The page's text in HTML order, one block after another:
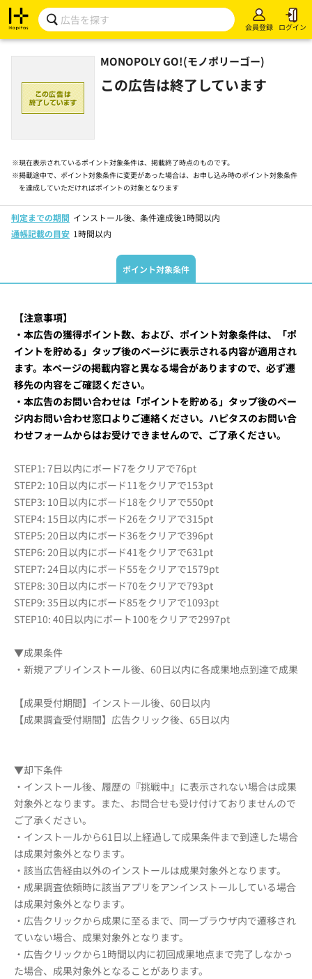
会員登録 ログイン
MONOPOLY GO!(モノポリーゴー)
この広告は終了しています
※現在表示されているポイント対象条件は、掲載終了時点のものです。
※掲載途中で、ポイント対象条件に変更があった場合は、お申し込み時のポイント対象条件
を達成していただければポイントの対象となります
判定までの期間 インストール後、条件達成後1時間以内
通帳記載の目安 1時間以内
ポイント対象条件
【注意事項】
・本広告の獲得ポイント数、および、ポイント対象条件は、「ポ
イントを貯める」タップ後のページに表示される内容が適用され
ます。本ページの掲載内容と異なる場合がありますので、必ず遷
移先の内容をご確認ください。
・本広告のお問い合わせは「ポイントを貯める」タップ後のペー
ジ内お問い合わせ窓口よりご連絡ください。ハピタスのお問い合
わせフォームからはお受けできませんので、ご了承ください。
STEP1: 7日以内にボード7をクリアで76pt
STEP2: 10日以内にボード11をクリアで153pt
STEP3: 10日以内にボード18をクリアで550pt
STEP4: 15日以内にボード26をクリアで315pt
STEP5: 20日以内にボード36をクリアで396pt
STEP6: 20日以内にボード41をクリアで631pt
STEP7: 24日以内にボード55をクリアで1579pt
STEP8: 30日以内にボード70をクリアで793pt
STEP9: 35日以内にボード85をクリアで1093pt
STEP10: 40日以内にボート100をクリアで2997pt
▼成果条件
・新規アプリインストール後、60日以内に各成果地点到達で成果
【成果受付期間】インストール後、60日以内
【成果調査受付期間】広告クリック後、65日以内
▼却下条件
・インストール後、履歴の『挑戦中』に表示されない場合は成果
対象外となります。また、お問合せも受け付けておりませんので
ご了承ください。
・インストールから61日以上経過して成果条件まで到達した場合
は成果対象外となります。
・該当広告経由以外のインストールは成果対象外となります。
・成果調査依頼時に該当アプリをアンインストールしている場合
は成果対象外となります。
・広告クリックから成果に至るまで、同一ブラウザ内で遷移され
ていない場合、成果対象外となります。
・広告クリックから1時間以内に初回成果地点まで完了しなかっ
た場合、成果対象外となることがあります。